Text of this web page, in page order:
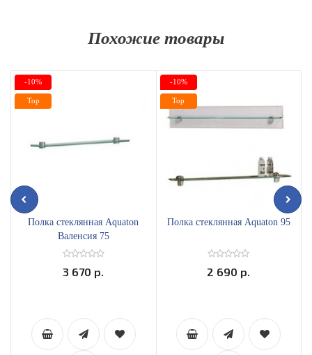
Похожие товары
Полка стеклянная Aquaton
Валенсия 75
3 670 р.
-10%
Top
Полка стеклянная Aquaton 95
2 690 р.
-10%
Top